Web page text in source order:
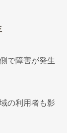
で障害が発生
の利用者も影